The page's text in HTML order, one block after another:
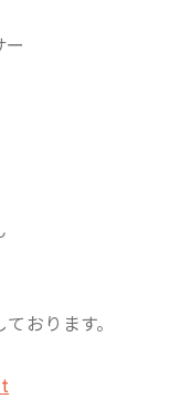
ー
おります。